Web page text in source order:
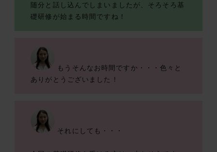
随分と話し込んでしまいましたが、そろそろ基
礎研修が始まる時間ですね！
もうそんなお時間ですか・・・色々と
ありがとうございました！
それにしても・・・